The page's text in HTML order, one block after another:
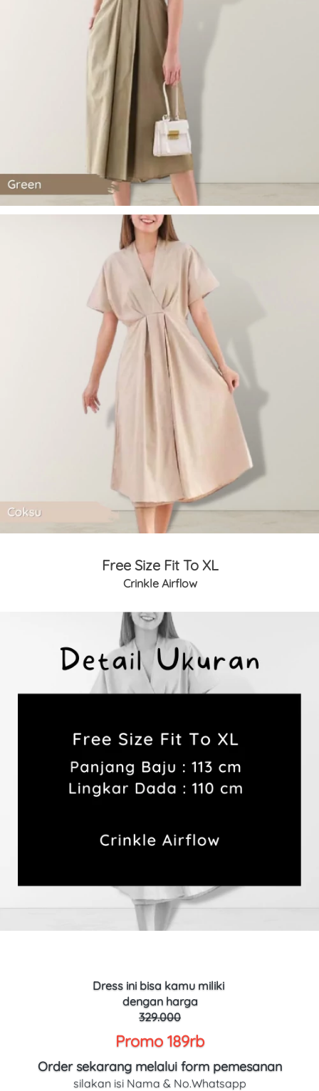
Free Size Fit To XL
Crinkle Airflow
Dress ini bisa kamu miliki
dengan harga
329.000
Promo 189rb
Order sekarang melalui form pemesanan
silakan isi Nama & No.Whatsapp